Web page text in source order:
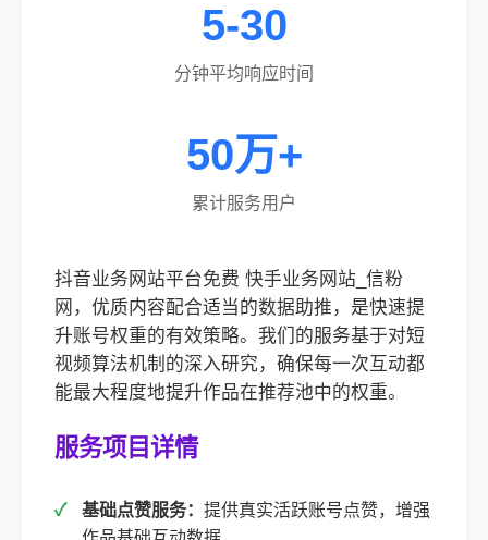
5-30
分钟平均响应时间
50万+
累计服务用户
抖音业务网站平台免费 快手业务网站_信粉
网，优质内容配合适当的数据助推，是快速提
升账号权重的有效策略。我们的服务基于对短
视频算法机制的深入研究，确保每一次互动都
能最大程度地提升作品在推荐池中的权重。
服务项目详情
基础点赞服务： 提供真实活跃账号点赞，增强